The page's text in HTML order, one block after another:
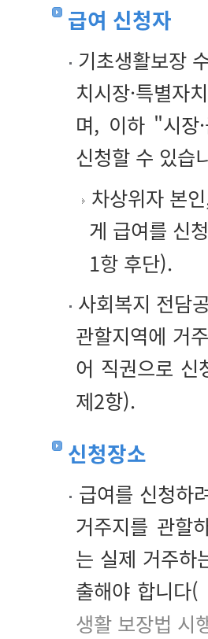
급여 신청자
기초생활보장
치시장·특별자
며, 이하 "시장
신청할 수 있습
차상위자 본
게 급여를 신
1항 후단).
사회복지 전담
관할지역에 거
어 직권으로 신
제2항).
신청장소
급여를 신청하
거주지를 관할
는 실제 거주하
출해야 합니다(
생활 보장법 시